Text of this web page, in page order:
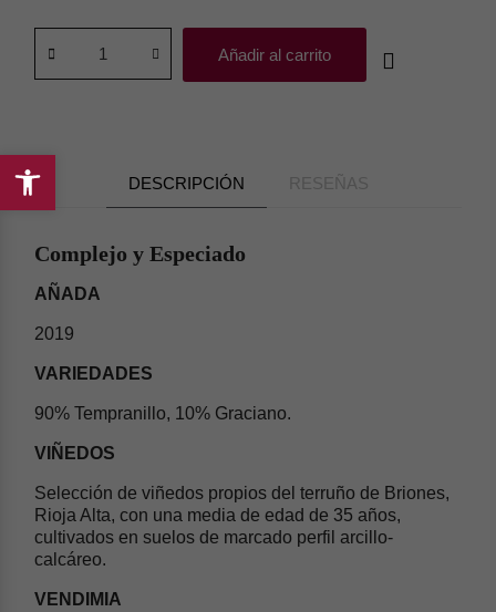
Añadir al carrito
DESCRIPCIÓN RESEÑAS
Complejo y Especiado
AÑADA
2019
VARIEDADES
90% Tempranillo, 10% Graciano.
VIÑEDOS
Selección de viñedos propios del terruño de Briones,
Rioja Alta, con una media de edad de 35 años,
cultivados en suelos de marcado perfil arcillo-
calcáreo.
VENDIMIA
Abrir
barra
herramientas